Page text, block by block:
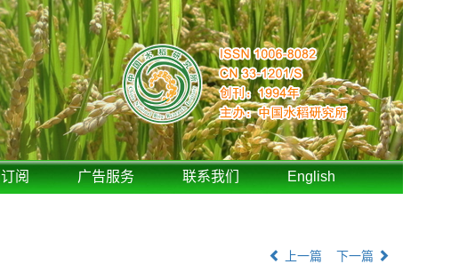
阅 广告服务 联系我们 English
上一篇 下一篇